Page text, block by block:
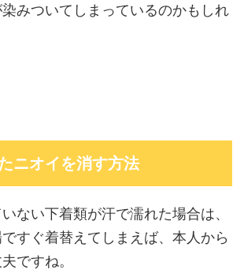
みついてしまっているのかもしれ
ニオイを消す方法
ない下着類が汗で濡れた場合は、
すぐ着替えてしまえば、本人から
ですね。